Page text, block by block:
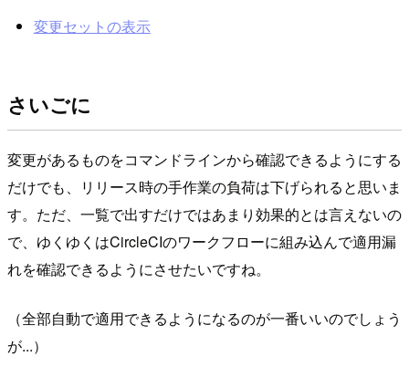
変更セットの表示
さいごに
変更があるものをコマンドラインから確認できるようにする
だけでも、リリース時の手作業の負荷は下げられると思いま
す。ただ、一覧で出すだけではあまり効果的とは言えないの
で、ゆくゆくはCircleCIのワークフローに組み込んで適用漏
れを確認できるようにさせたいですね。
（全部自動で適用できるようになるのが一番いいのでしょう
が...）